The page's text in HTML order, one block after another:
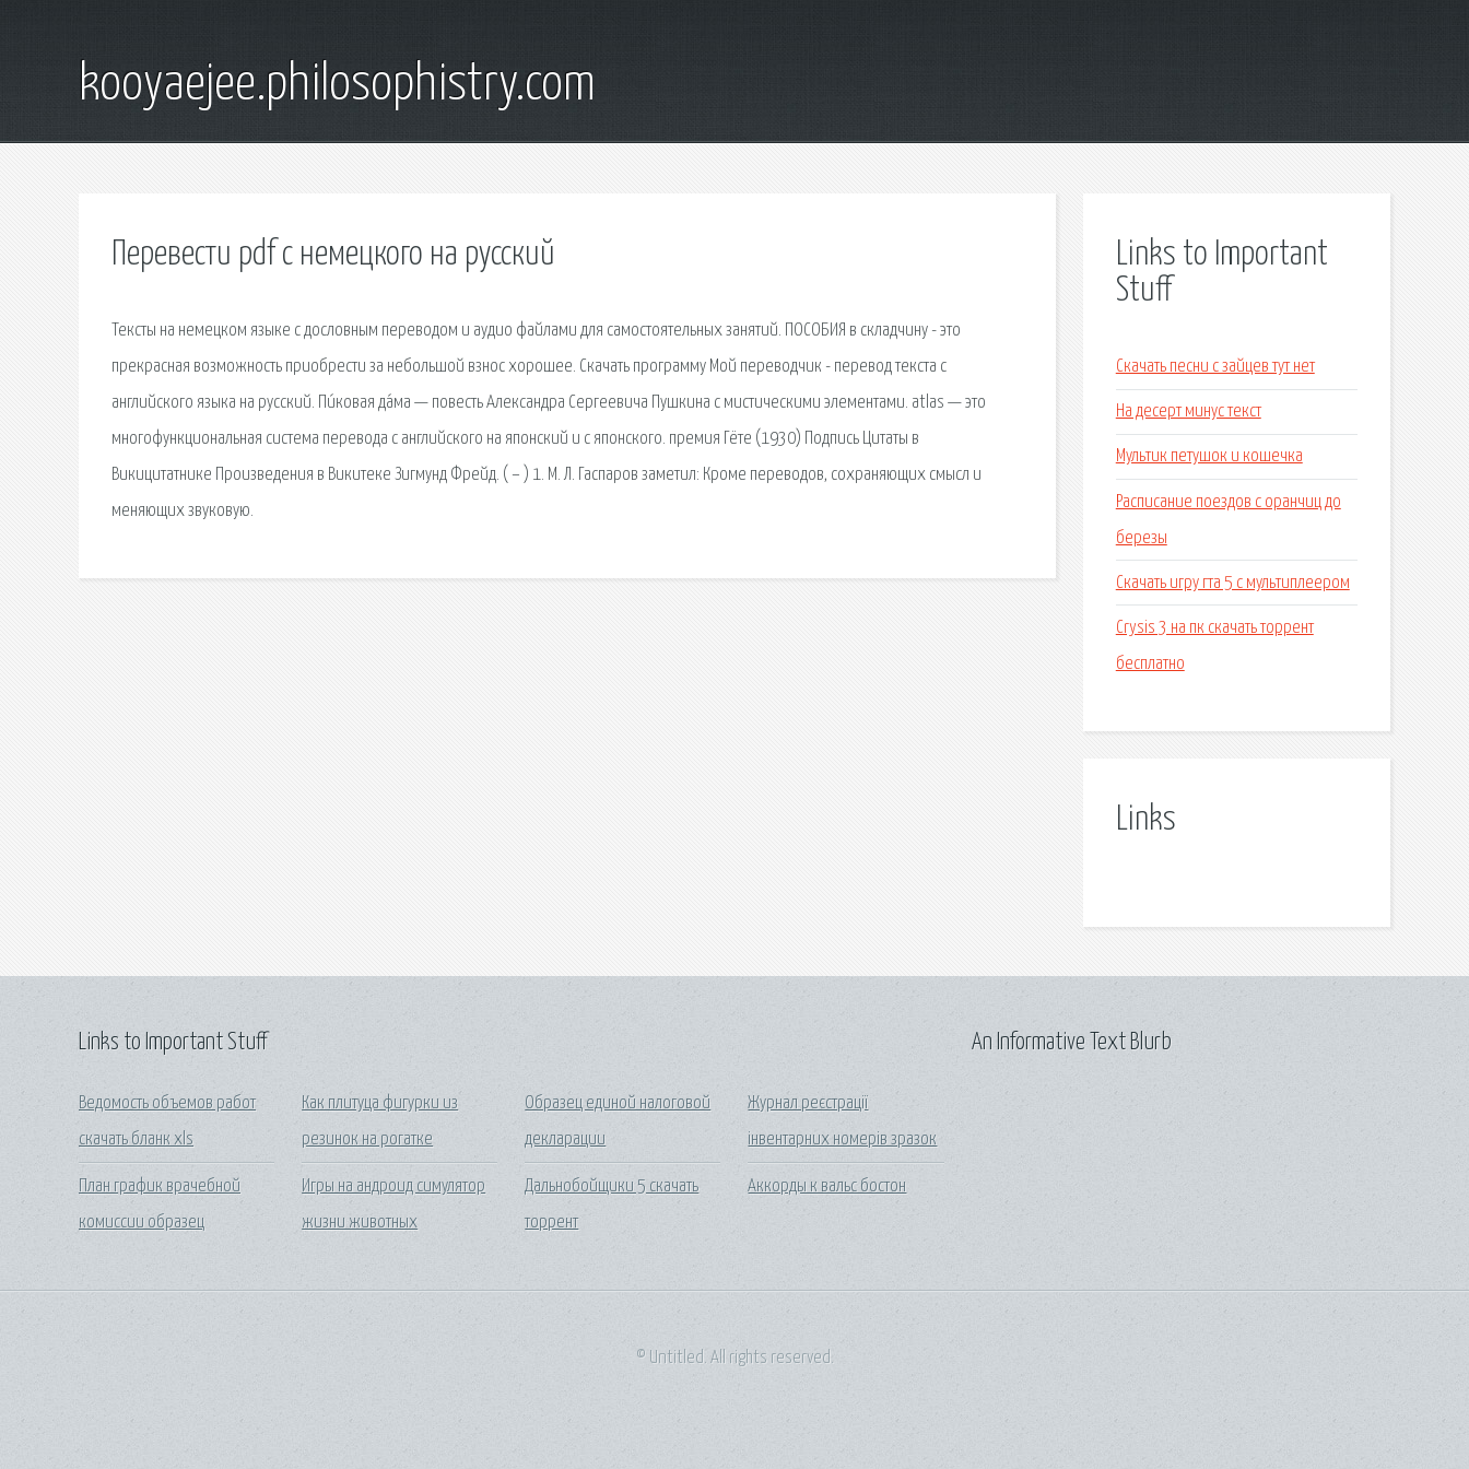
kooyaejee.philosophistry.com
Перевести pdf с немецкого на русский
Тексты на немецком языке с дословным переводом и аудио файлами для самостоятельных занятий. ПОСОБИЯ в складчину - это
прекрасная возможность приобрести за небольшой взнос хорошее. Скачать программу Мой переводчик - перевод текста с
английского языка на русский. Пи́ковая да́ма — повесть Александра Сергеевича Пушкина с мистическими элементами. atlas — это
многофункциональная система перевода с английского на японский и с японского. премия Гёте (1930) Подпись Цитаты в
Викицитатнике Произведения в Викитеке Зигмунд Фрейд. ( – ) 1. М. Л. Гаспаров заметил: Кроме переводов, сохраняющих смысл и
меняющих звуковую.
Links to Important
Stuff
Скачать песни с зайцев тут нет
На десерт минус текст
Мультик петушок и кошечка
Расписание поездов с оранчиц до
березы
Скачать игру гта 5 с мультиплеером
Crysis 3 на пк скачать торрент
бесплатно
Links
Links to Important Stuff
Ведомость объемов работ
скачать бланк xls
План график врачебной
комиссии образец
Как плитуца фигурки из
резинок на рогатке
Игры на андроид симулятор
жизни животных
Образец единой налоговой
декларации
Дальнобойщики 5 скачать
торрент
Журнал реєстрації
інвентарних номерів зразок
Аккорды к вальс бостон
An Informative Text Blurb
© Untitled. All rights reserved.